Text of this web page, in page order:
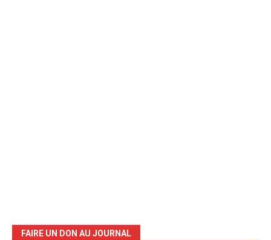
FAIRE UN DON AU JOURNAL